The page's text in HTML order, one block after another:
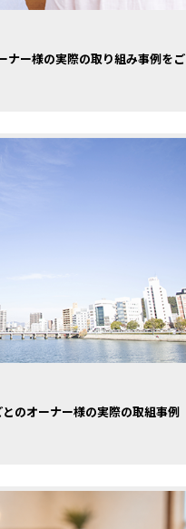
ナー様の実際の取り組み事例をご
のオーナー様の実際の取組事例